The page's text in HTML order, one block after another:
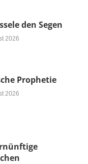
den Segen
2026
Prophetie
2026